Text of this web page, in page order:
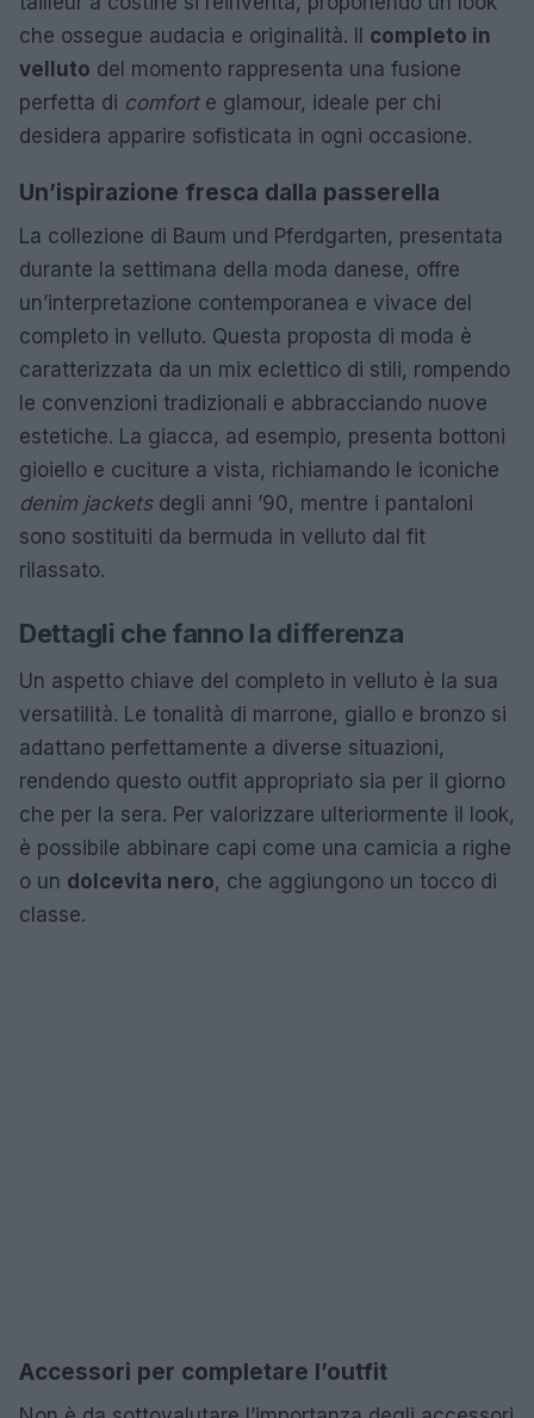
che ossegue audacia e originalità. Il completo in
velluto del momento rappresenta una fusione
perfetta di comforte glamour, ideale per chi
desidera apparire sofisticata in ogni occasione.
Un’ispirazione fresca dalla passerella
La collezione di Baum und Pferdgarten, presentata
durante la settimana della moda danese, offre
un’interpretazione contemporanea e vivace del
completo in velluto. Questa proposta di moda è
caratterizzata da un mix eclettico di stili, rompendo
le convenzioni tradizionali e abbracciando nuove
estetiche. La giacca, ad esempio, presenta bottoni
gioiello e cuciture a vista, richiamando le iconiche
denim jacketsdegli anni ’90, mentre i pantaloni
sono sostituiti da bermuda in velluto dal fit
rilassato.
Dettagli che fanno la differenza
Un aspetto chiave del completo in velluto è la sua
versatilità. Le tonalità di marrone, giallo e bronzo si
adattano perfettamente a diverse situazioni,
rendendo questo outfit appropriato sia per il giorno
che per la sera. Per valorizzare ulteriormente il look,
è possibile abbinare capi come una camicia a righe
o un dolcevita nero, che aggiungono un tocco di
classe.
Accessori per completare l’outfit